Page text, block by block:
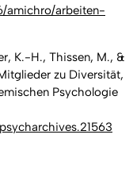
amichro/arbeiten-
K.-H., Thissen, M., &
zu Diversität,
Psychologie